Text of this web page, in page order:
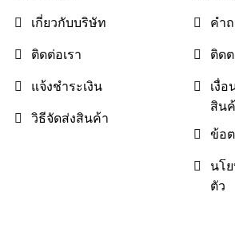
เกี่ยวกับบริษัท
ติดต่อเรา
แจ้งชำระเงิน
วิธีจัดส่งสินค้า
คำ
ติด
เงื่
สิน
ข้อ
นโ
ตัว